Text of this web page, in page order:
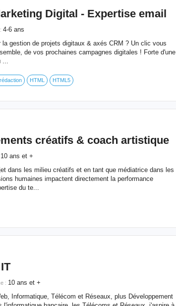
Digital - Expertise email
4-6 ans
gestion de projets digitaux & axés CRM ? Un clic vous
de vos prochaines campagnes digitales ! Forte d'une
...
HTML HTML5
créatifs & coach artistique
10 ans et +
dans les milieu créatifs et en tant que médiatrice dans les
humaines impactent directement la performance
du te...
: 10 ans et +
Informatique, Télécom et Réseaux, plus Développement